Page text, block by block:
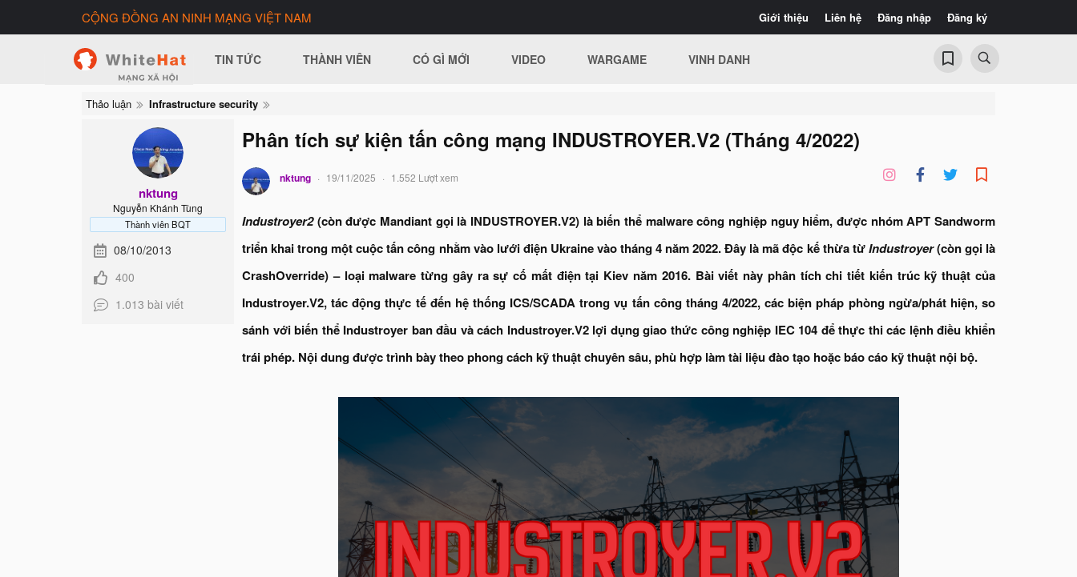
Giới thiệu Liên hệ Đăng nhập Đăng ký
CỘNG ĐỒNG AN NINH MẠNG VIỆT NAM
TIN TỨC THÀNH VIÊN CÓ GÌ MỚI VIDEO WARGAME VINH DANH
Thảo luận Infrastructure security
nktung
Nguyễn Khánh Tùng
Thành viên BQT
08/10/2013
400
1.013 bài viết
Phân tích sự kiện tấn công mạng INDUSTROYER.V2 (Tháng 4/2022)
nktung 19/11/2025 1.552 Lượt xem
Industroyer2(còn được Mandiant gọi là INDUSTROYER.V2) là biến thể malware công nghiệp nguy hiểm, được nhóm APT Sandworm
triển khai trong một cuộc tấn công nhằm vào lưới điện Ukraine vào tháng 4 năm 2022. Đây là mã độc kế thừa từIndustroyer(còn gọi là
CrashOverride) – loại malware từng gây ra sự cố mất điện tại Kiev năm 2016. Bài viết này phân tích chi tiết kiến trúc kỹ thuật của
Industroyer.V2, tác động thực tế đến hệ thống ICS/SCADA trong vụ tấn công tháng 4/2022, các biện pháp phòng ngừa/phát hiện, so
sánh với biến thể Industroyer ban đầu và cách Industroyer.V2 lợi dụng giao thức công nghiệp IEC 104 để thực thi các lệnh điều khiển
trái phép. Nội dung được trình bày theo phong cách kỹ thuật chuyên sâu, phù hợp làm tài liệu đào tạo hoặc báo cáo kỹ thuật nội bộ.